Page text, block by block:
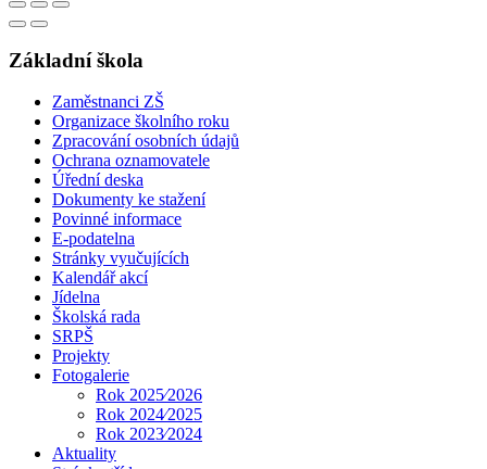
Základní škola
Zaměstnanci ZŠ
Organizace školního roku
Zpracování osobních údajů
Ochrana oznamovatele
Úřední deska
Dokumenty ke stažení
Povinné informace
E-podatelna
Stránky vyučujících
Kalendář akcí
Jídelna
Školská rada
SRPŠ
Projekty
Fotogalerie
Rok 2025⁄2026
Rok 2024⁄2025
Rok 2023⁄2024
Aktuality